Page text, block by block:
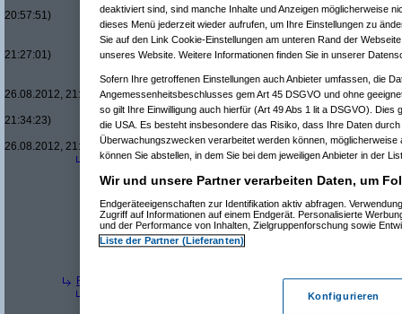
Re(24):
20:57:51)
Re(25):
21:27:01)
26.08.2012, 21:31:32)
21:34:23)
26.08.2012, 21:35:50)
Re(5): Parkpickerl in 1140 Wien(j.am 26.08.2012, 19:30:44)
Re(6): Parkpickerl in 1140 Wien
Ken Tucky am 26.08.2012,
Re(7): Parkpickerl in 1140 Wien(j.am 26.08.2012,
Re(8): Parkpickerl in 1140 Wien(Ken Tucky am
Re(9): Parkpickerl in 1140 Wien (j.am 26.08.2012,
Re(10): Parkpickerl in 1140 Wien(Ken Tucky am
Re(11): Parkpickerl in 1140 Wien
Re(4): Parkpickerl in 1140 Wien
motorbootam 25.08.2012,
am 25.08.2012,
deaktiviert sind, sind manche Inhalte und Anzeigen möglicherweise
dieses Menü jederzeit wieder aufrufen, um Ihre Einstellungen zu
Sie auf den Link Cookie-Einstellungen am unteren Rand der
unseres Website. Weitere Informationen finden Sie in unserer
Sofern Ihre getroffenen Einstellungen auch Anbieter umfassen, die
Angemessenheitsbeschlusses gem Art 45 DSGVO und ohne
so gilt Ihre Einwilligung auch hierfür (Art 49 Abs 1 lit a DSGVO). Dies
die USA. Es besteht insbesondere das Risiko, dass Ihre Daten
Überwachungszwecken verarbeitet werden können,
können Sie abstellen, in dem Sie bei dem jeweiligen Anbieter in der
Wir und unsere Partner verarbeiten Daten, um
Endgeräteeigenschaften zur Identifikation aktiv abfragen.
Zugriff auf Informationen auf einem Endgerät. Personalisierte
und der Performance von Inhalten, Zielgruppenforschung sowie
Liste der Partner (Lieferanten)
Konfigurieren